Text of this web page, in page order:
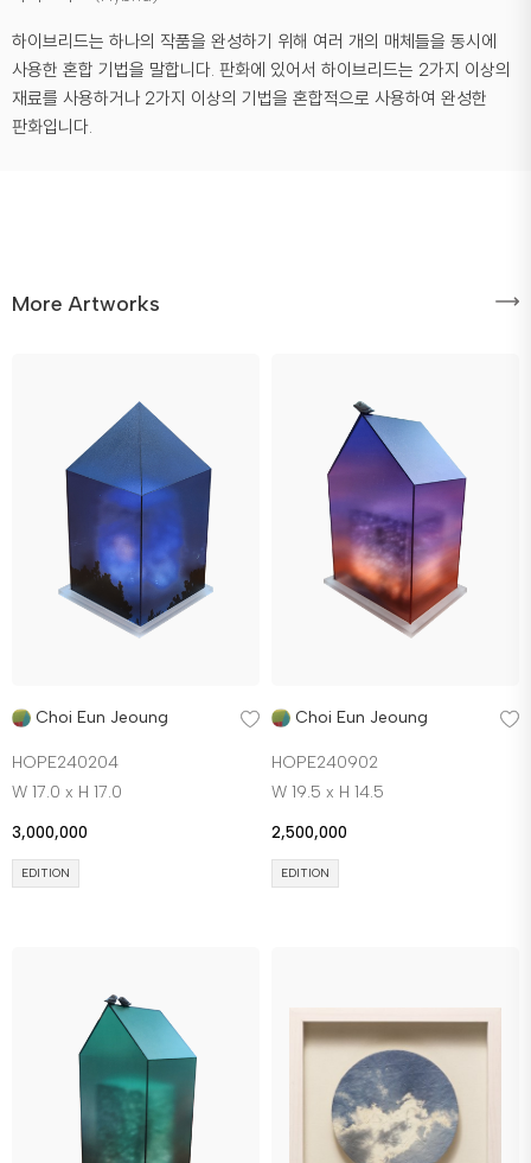
하이브리드는 하나의 작품을 완성하기 위해 여러 개의 매체들을 동시에
사용한 혼합 기법을 말합니다. 판화에 있어서 하이브리드는 2가지 이상의
재료를 사용하거나 2가지 이상의 기법을 혼합적으로 사용하여 완성한
판화입니다.
More Artworks
Choi Eun Jeoung
HOPE240204
W 17.0 x H 17.0
3,000,000
EDITION
Choi Eun Jeoung
HOPE240902
W 19.5 x H 14.5
2,500,000
EDITION